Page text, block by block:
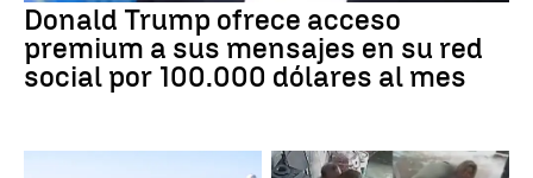
Donald Trump ofrece acceso
premium a sus mensajes en su red
social por 100.000 dólares al mes